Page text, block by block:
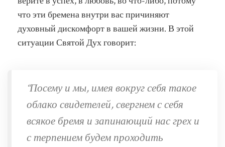
что эти бремена внутри вас причиняют
духовный дискомфорт в вашей жизни. В этой
ситуации Святой Дух говорит:
“Посему и мы, имея вокруг себя такое
облако свидетелей, свергнем с себя
всякое бремя и запинающий нас грех и
с терпением будем проходить